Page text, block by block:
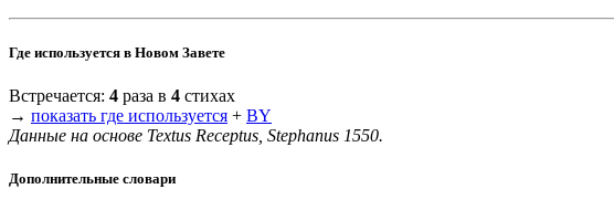
Где используется в Новом Завете
Встречается: 4 раза в 4 стихах
→ показать где используется + BY
Данные на основе Textus Receptus, Stephanus 1550.
Дополнительные словари